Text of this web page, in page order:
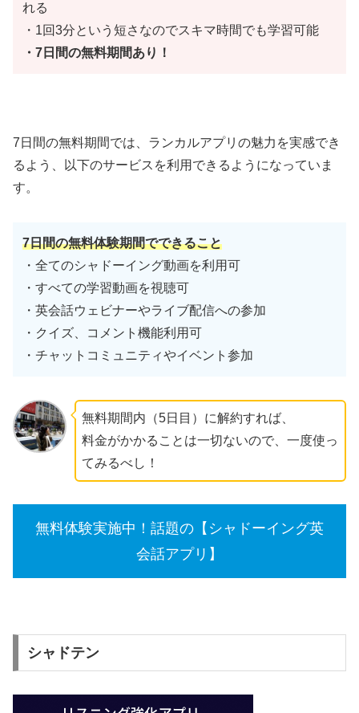
れる
・1回3分という短さなのでスキマ時間でも学習可能
・7日間の無料期間あり！
7日間の無料期間では、ランカルアプリの魅力を実感でき
るよう、以下のサービスを利用できるようになっていま
す。
7日間の無料体験期間でできること
・全てのシャドーイング動画を利用可
・すべての学習動画を視聴可
・英会話ウェビナーやライブ配信への参加
・クイズ、コメント機能利用可
・チャットコミュニティやイベント参加
無料期間内（5日目）に解約すれば、
料金がかかることは一切ないので、一度使っ
てみるべし！
無料体験実施中！話題の【シャドーイング英
会話アプリ】
シャドテン